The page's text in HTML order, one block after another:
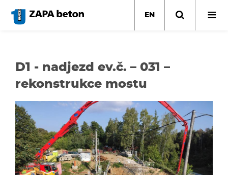
main
EN
D1 - nadjezd ev.č. – 031 –
rekonstrukce mostu